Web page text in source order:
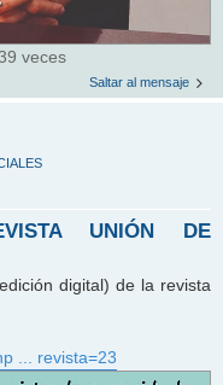
veces
Saltar al mensaje
UNIÓN DE
digital) de la revista
... revista=23